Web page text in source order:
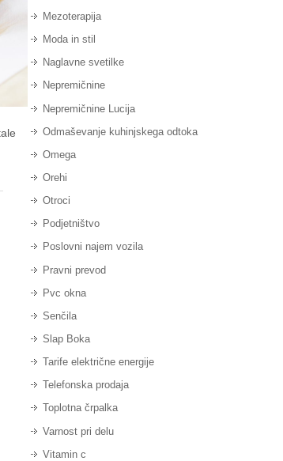
Mezoterapija
Moda in stil
Naglavne svetilke
Nepremičnine
Nepremičnine Lucija
Odmaševanje kuhinjskega odtoka
Omega
Orehi
Otroci
Podjetništvo
Poslovni najem vozila
Pravni prevod
Pvc okna
Senčila
Slap Boka
Tarife električne energije
Telefonska prodaja
Toplotna črpalka
Varnost pri delu
Vitamin c